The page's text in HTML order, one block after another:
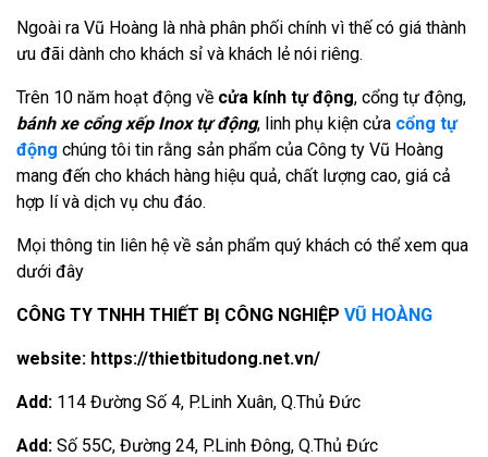
Ngoài ra Vũ Hoàng là nhà phân phối chính vì thế có giá thành
ưu đãi dành cho khách sỉ và khách lẻ nói riêng.
Trên 10 năm hoạt động về cửa kính tự động, cổng tự động,
bánh xe cổng xếp Inox tự động, linh phụ kiện cửa cổng tự
động chúng tôi tin rằng sản phẩm của Công ty Vũ Hoàng
mang đến cho khách hàng hiệu quả, chất lượng cao, giá cả
hợp lí và dịch vụ chu đáo.
Mọi thông tin liên hệ về sản phẩm quý khách có thể xem qua
dưới đây
CÔNG TY TNHH THIẾT BỊ CÔNG NGHIỆP VŨ HOÀNG
website: https://thietbitudong.net.vn/
Add: 114 Đường Số 4, P.Linh Xuân, Q.Thủ Đức
Add: Số 55C, Đường 24, P.Linh Đông, Q.Thủ Đức